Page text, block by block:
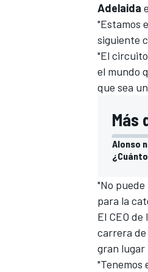
Adelaida
"Estamos
siguiente
"El
el mundo
que sea
Más
Alonso
"No
para la
El CEO
carrera de
gran lugar
"Tenemos